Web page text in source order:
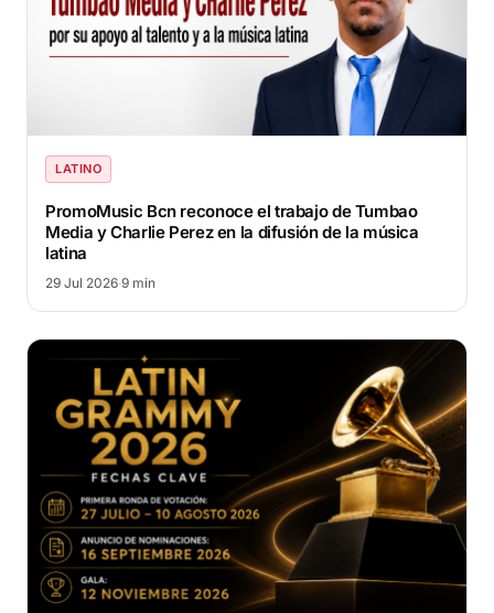
LATINO
PromoMusic Bcn reconoce el trabajo de Tumbao
Media y Charlie Perez en la difusión de la música
latina
29 Jul 2026·9 min